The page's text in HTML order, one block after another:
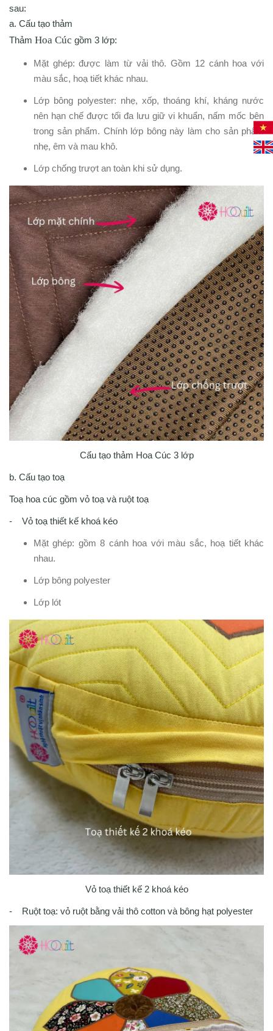
sau:
a. Cấu tạo thảm
Thảm Hoa Cúc gồm 3 lớp:
Mặt ghép: được làm từ vải thô. Gồm 12 cánh hoa với
màu sắc, hoạ tiết khác nhau.
Lớp bông polyester: nhẹ, xốp, thoáng khí, kháng nước
nên hạn chế được tối đa lưu giữ vi khuẩn, nấm mốc bên
trong sản phẩm. Chính lớp bông này làm cho sản phẩm
nhẹ, êm và mau khô.
Lớp chống trượt an toàn khi sử dụng.
Cấu tạo thảm Hoa Cúc 3 lớp
b. Cấu tạo toạ
Toạ hoa cúc gồm vỏ toạ và ruột toạ
- Vỏ toạ thiết kế khoá kéo
Mặt ghép: gồm 8 cánh hoa với màu sắc, hoạ tiết khác
nhau.
Lớp bông polyester
Lớp lót
Vỏ toạ thiết kế 2 khoá kéo
- Ruột toạ: vỏ ruột bằng vải thô cotton và bông hạt polyester